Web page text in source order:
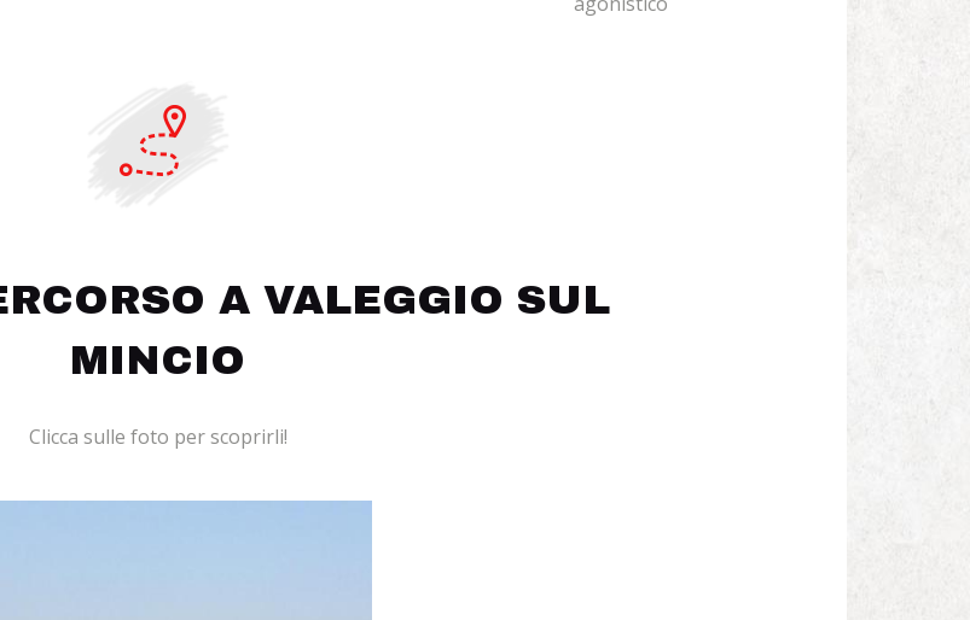
A VALEGGIO SUL
MINCIO
Clicca sulle foto per scoprirli!